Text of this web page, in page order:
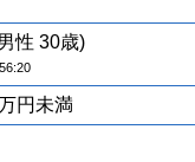
性 30歳)
円未満